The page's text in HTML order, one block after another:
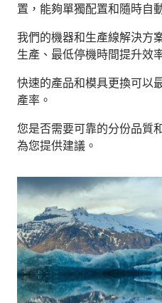
置，能夠單獨配置和隨時自
我們的機器和生產線解決方
生產、最低停機時間提升效
快速的產品和模具更換可以
產率。
您是否需要可靠的分份品質
為您提供建議。